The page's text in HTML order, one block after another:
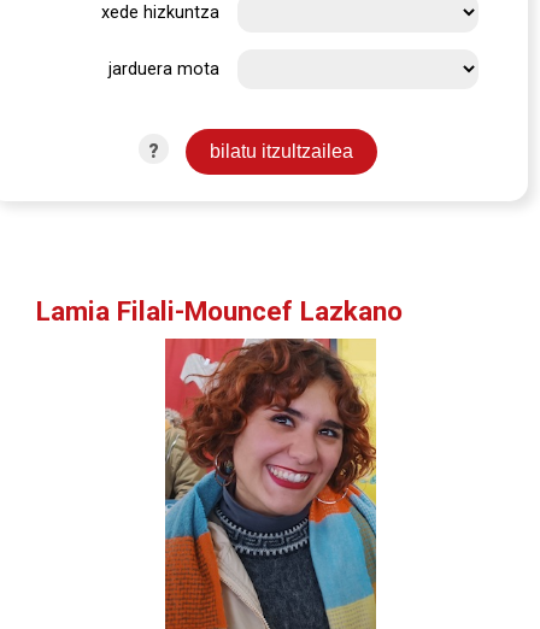
xede hizkuntza
jarduera mota
?
Lamia Filali-Mouncef Lazkano